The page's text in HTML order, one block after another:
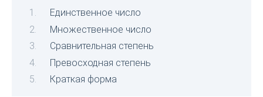
Единственное число
Множественное число
Сравнительная степень
Превосходная степень
Краткая форма